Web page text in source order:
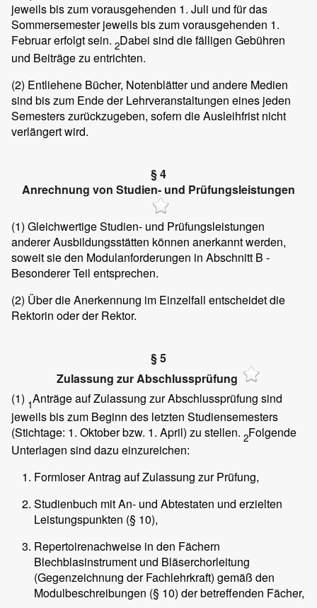
jeweils bis zum vorausgehenden 1. Juli und für das
Sommersemester jeweils bis zum vorausgehenden 1.
Februar erfolgt sein. 2Dabei sind die fälligen Gebühren
und Beiträge zu entrichten.
(2) Entliehene Bücher, Notenblätter und andere Medien
sind bis zum Ende der Lehrveranstaltungen eines jeden
Semesters zurückzugeben, sofern die Ausleihfrist nicht
verlängert wird.
§ 4
Anrechnung von Studien- und Prüfungsleistungen
(1) Gleichwertige Studien- und Prüfungsleistungen
anderer Ausbildungsstätten können anerkannt werden,
soweit sie den Modulanforderungen in Abschnitt B -
Besonderer Teil entsprechen.
(2) Über die Anerkennung im Einzelfall entscheidet die
Rektorin oder der Rektor.
§ 5
Zulassung zur Abschlussprüfung
(1) 1Anträge auf Zulassung zur Abschlussprüfung sind
jeweils bis zum Beginn des letzten Studiensemesters
(Stichtage: 1. Oktober bzw. 1. April) zu stellen. 2Folgende
Unterlagen sind dazu einzureichen:
Formloser Antrag auf Zulassung zur Prüfung,
Studienbuch mit An- und Abtestaten und erzielten
Leistungspunkten (§ 10),
Repertoirenachweise in den Fächern
Blechblasinstrument und Bläserchorleitung
(Gegenzeichnung der Fachlehrkraft) gemäß den
Modulbeschreibungen (§ 10) der betreffenden Fächer,